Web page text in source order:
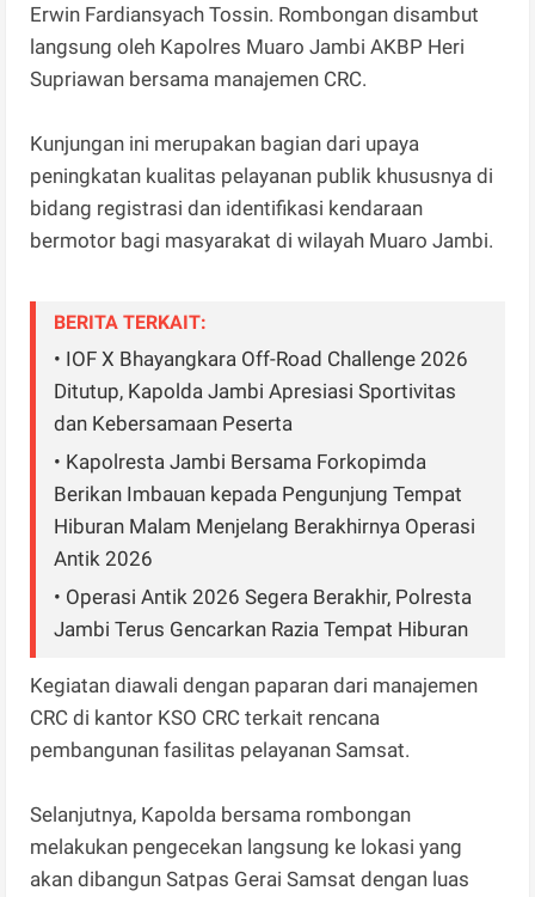
Erwin Fardiansyach Tossin. Rombongan disambut
langsung oleh Kapolres Muaro Jambi AKBP Heri
Supriawan bersama manajemen CRC.
Kunjungan ini merupakan bagian dari upaya
peningkatan kualitas pelayanan publik khususnya di
bidang registrasi dan identifikasi kendaraan
bermotor bagi masyarakat di wilayah Muaro Jambi.
BERITA TERKAIT:
• IOF X Bhayangkara Off-Road Challenge 2026
Ditutup, Kapolda Jambi Apresiasi Sportivitas
dan Kebersamaan Peserta
• Kapolresta Jambi Bersama Forkopimda
Berikan Imbauan kepada Pengunjung Tempat
Hiburan Malam Menjelang Berakhirnya Operasi
Antik 2026
• Operasi Antik 2026 Segera Berakhir, Polresta
Jambi Terus Gencarkan Razia Tempat Hiburan
Kegiatan diawali dengan paparan dari manajemen
CRC di kantor KSO CRC terkait rencana
pembangunan fasilitas pelayanan Samsat.
Selanjutnya, Kapolda bersama rombongan
melakukan pengecekan langsung ke lokasi yang
akan dibangun Satpas Gerai Samsat dengan luas